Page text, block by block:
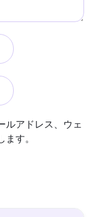
ルアドレス、ウェ
す。